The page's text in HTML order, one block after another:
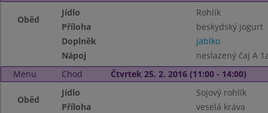
Oběd
Jídlo
Rohlík
Příloha
beskydský jogurt
Doplněk
jablko
Nápoj
neslazený čaj A
Menu
Chod Čtvrtek 25. 2. 2016 (11:00 - 14:00)
Oběd
Jídlo
Sojový rohlík
Příloha
veselá kráva